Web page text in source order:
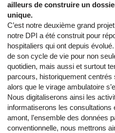
ailleurs de construire un
unique.
C’est notre deuxième grand
notre DPI a été construit pour
hospitaliers qui ont depuis
de son cycle de vie pour non
quotidien, mais aussi et surtout
parcours, historiquement centrés
alors que le virage ambulatoire
Nous digitaliserons ainsi les
informatiserons les consultations
amont, l’ensemble des données
conventionnelle, nous mettrons